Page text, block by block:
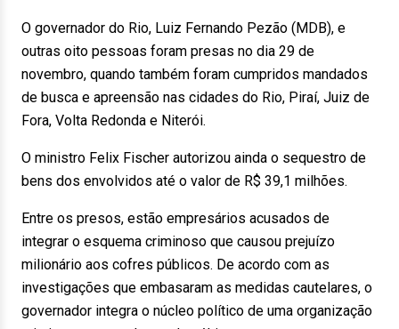
O governador do Rio, Luiz Fernando Pezão (MDB), e
outras oito pessoas foram presas no dia 29 de
novembro, quando também foram cumpridos mandados
de busca e apreensão nas cidades do Rio, Piraí, Juiz de
Fora, Volta Redonda e Niterói.
O ministro Felix Fischer autorizou ainda o sequestro de
bens dos envolvidos até o valor de R$ 39,1 milhões.
Entre os presos, estão empresários acusados de
integrar o esquema criminoso que causou prejuízo
milionário aos cofres públicos. De acordo com as
investigações que embasaram as medidas cautelares, o
governador integra o núcleo político de uma organização